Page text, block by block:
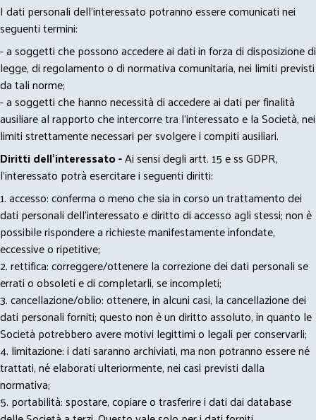
I dati personali dell’interessato potranno essere comunicati nei
seguenti termini:
- a soggetti che possono accedere ai dati in forza di disposizione di
legge, di regolamento o di normativa comunitaria, nei limiti previsti
da tali norme;
- a soggetti che hanno necessità di accedere ai dati per finalità
ausiliare al rapporto che intercorre tra l’interessato e la Società, nei
limiti strettamente necessari per svolgere i compiti ausiliari.
Diritti dell’interessato -Ai sensi degli artt. 15 e ss GDPR,
l’interessato potrà esercitare i seguenti diritti:
1. accesso: conferma o meno che sia in corso un trattamento dei
dati personali dell’interessato e diritto di accesso agli stessi; non è
possibile rispondere a richieste manifestamente infondate,
eccessive o ripetitive;
2. rettifica: correggere/ottenere la correzione dei dati personali se
errati o obsoleti e di completarli, se incompleti;
3. cancellazione/oblio: ottenere, in alcuni casi, la cancellazione dei
dati personali forniti; questo non è un diritto assoluto, in quanto le
Società potrebbero avere motivi legittimi o legali per conservarli;
4. limitazione: i dati saranno archiviati, ma non potranno essere né
trattati, né elaborati ulteriormente, nei casi previsti dalla
normativa;
5. portabilità: spostare, copiare o trasferire i dati dai database